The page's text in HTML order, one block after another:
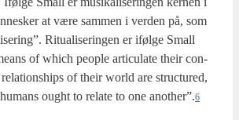
at være sam­men i ver­den på, som
Ritu­a­li­se­rin­gen er iføl­ge Small
of which peo­ple arti­cu­la­te their con­
of their world are struc­tu­red,
ought to rela­te to one another”.6